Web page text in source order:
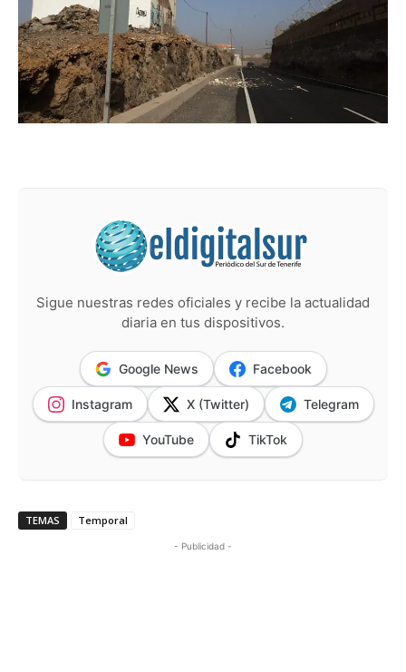
Sigue nuestras redes oficiales y recibe la actualidad
diaria en tus dispositivos.
Google News Facebook
Instagram X (Twitter) Telegram
YouTube TikTok
TEMAS Temporal
- Publicidad -